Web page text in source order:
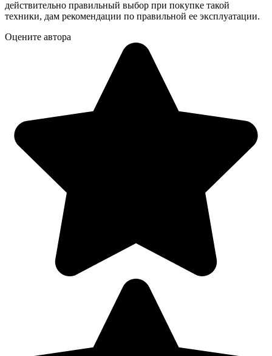
действительно правильный выбор при покупке такой
техники, дам рекомендации по правильной ее эксплуатации.
Оцените автора